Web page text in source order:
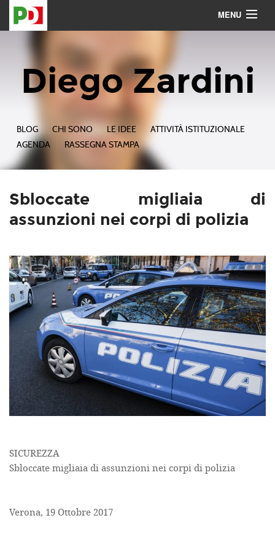
MENU
Diego Zardini
BLOG CHI SONO LE IDEE
ATTIVITÀ ISTITUZIONALE
AGENDA
RASSEGNA STAMPA
Sbloccate migliaia di
assunzioni nei corpi di polizia
SICUREZZA
Sbloccate migliaia di assunzioni nei corpi di polizia
Verona, 19 Ottobre 2017